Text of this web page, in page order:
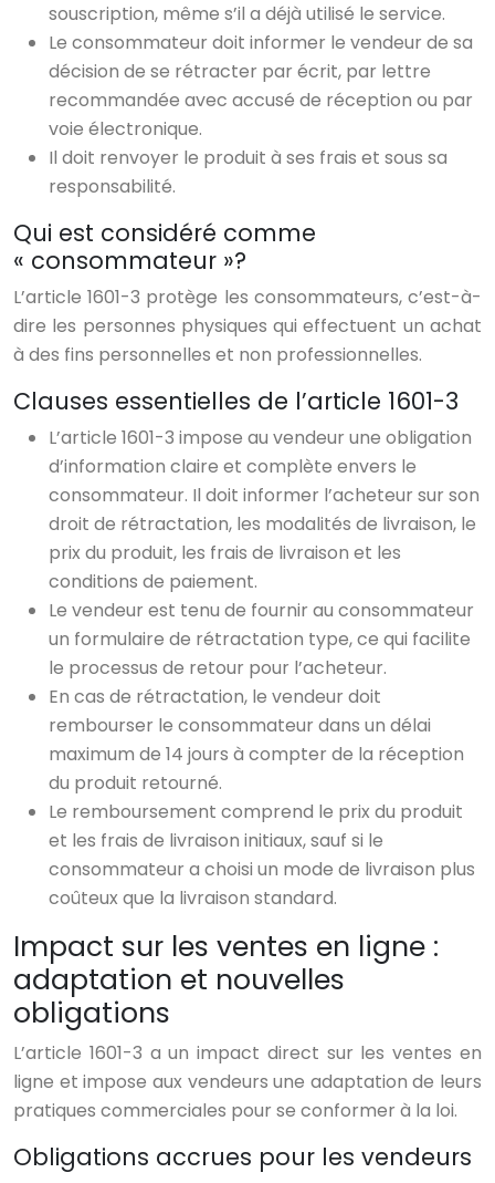
souscription, même s’il a déjà utilisé le service.
Le consommateur doit informer le vendeur de sa
décision de se rétracter par écrit, par lettre
recommandée avec accusé de réception ou par
voie électronique.
Il doit renvoyer le produit à ses frais et sous sa
responsabilité.
Qui est considéré comme
« consommateur »?
L’article 1601-3 protège les consommateurs, c’est-à-
dire les personnes physiques qui effectuent un achat
à des fins personnelles et non professionnelles.
Clauses essentielles de l’article 1601-3
L’article 1601-3 impose au vendeur une obligation
d’information claire et complète envers le
consommateur. Il doit informer l’acheteur sur son
droit de rétractation, les modalités de livraison, le
prix du produit, les frais de livraison et les
conditions de paiement.
Le vendeur est tenu de fournir au consommateur
un formulaire de rétractation type, ce qui facilite
le processus de retour pour l’acheteur.
En cas de rétractation, le vendeur doit
rembourser le consommateur dans un délai
maximum de 14 jours à compter de la réception
du produit retourné.
Le remboursement comprend le prix du produit
et les frais de livraison initiaux, sauf si le
consommateur a choisi un mode de livraison plus
coûteux que la livraison standard.
Impact sur les ventes en ligne :
adaptation et nouvelles
obligations
L’article 1601-3 a un impact direct sur les ventes en
ligne et impose aux vendeurs une adaptation de leurs
pratiques commerciales pour se conformer à la loi.
Obligations accrues pour les vendeurs